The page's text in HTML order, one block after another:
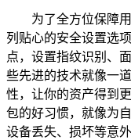
为了全方位保障
列贴心的安全设置选
点，设置指纹识别、
些先进的技术就像一
性，让你的资产得到
包的好习惯，就像为
设备丢失、损坏等意